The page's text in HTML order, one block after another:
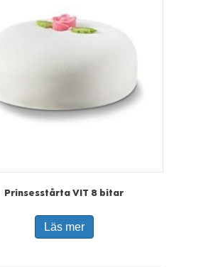
Prinsesstårta VIT 8 bitar
Läs mer